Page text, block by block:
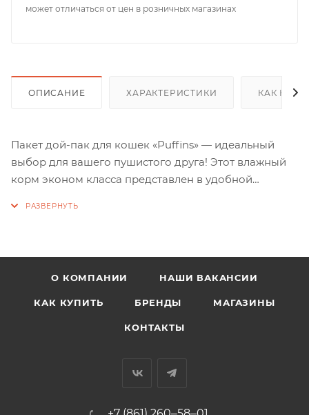
может отличаться от цен в розничных магазинах
ОПИСАНИЕ ХАРАКТЕРИСТИКИ КАК
Пакет дой-пак для кошек «Puffins» — идеальный
выбор для вашего пушистого друга! Этот влажный
корм эконом класса представлен в удобной
О КОМПАНИИ НАШИ ВАКАНСИИ
КАК КУПИТЬ БРЕНДЫ МАГАЗИНЫ
КОНТАКТЫ